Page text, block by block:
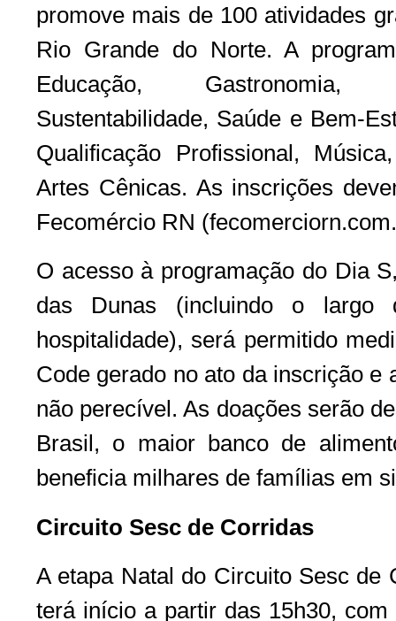
promove mais de 100 atividades
Rio Grande do Norte. A
Educação, Gastronomia,
Sustentabilidade, Saúde e Bem-
Qualificação Profissional,
Artes Cênicas. As inscrições
Fecomércio RN
O acesso à programação do Dia
das Dunas (incluindo o
hospitalidade), será permitido
Code gerado no ato da inscrição e
não perecível. As doações serão
Brasil, o maior banco de
beneficia milhares de famílias em
Circuito Sesc de Corridas
A etapa Natal do Circuito Sesc de
terá início a partir das 15h30,